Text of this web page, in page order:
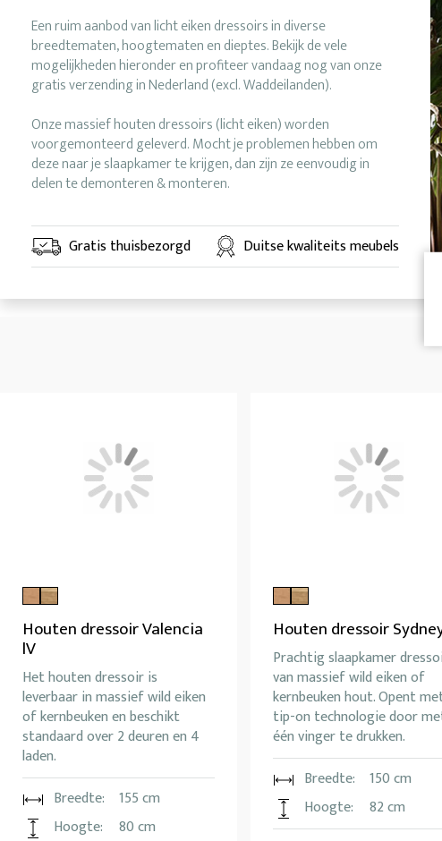
Een ruim aanbod van licht eiken dressoirs in diverse
breedtematen, hoogtematen en dieptes. Bekijk de vele
mogelijkheden hieronder en profiteer vandaag nog van onze
gratis verzending in Nederland (excl. Waddeilanden).
Onze massief houten dressoirs (licht eiken) worden
voorgemonteerd geleverd. Mocht je problemen hebben om
deze naar je slaapkamer te krijgen, dan zijn ze eenvoudig in
delen te demonteren & monteren.
Gratis thuisbezorgd Duitse kwaliteits meubels
Houten dressoir Valencia
lV
Het houten dressoir is
leverbaar in massief wild eiken
of kernbeuken en beschikt
standaard over 2 deuren en 4
laden.
Breedte:
155 cm
Hoogte:
80 cm
Houten dressoir
Prachtig slaapkamer
van massief wild eiken of
kernbeuken hout. Opent
tip-on technologie door
één vinger te drukken.
Breedte:
150 cm
Hoogte:
82 cm